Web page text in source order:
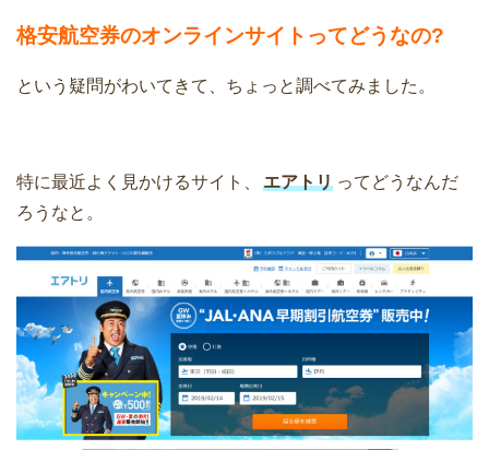
格安航空券のオンラインサイトってどうなの?
という疑問がわいてきて、ちょっと調べてみました。
特に最近よく見かけるサイト、 エアトリ ってどうなんだ
ろうなと。